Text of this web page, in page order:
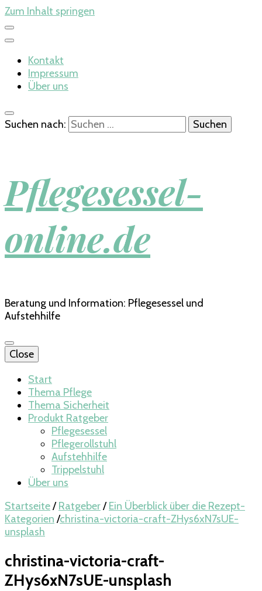
Zum Inhalt springen
Kontakt
Impressum
Über uns
Suchen nach:
Pflegesessel-
online.de
Beratung und Information: Pflegesessel und
Aufstehhilfe
Close
Start
Thema Pflege
Thema Sicherheit
Produkt Ratgeber
Pflegesessel
Pflegerollstuhl
Aufstehhilfe
Trippelstuhl
Über uns
Startseite/ Ratgeber/ Ein Überblick über die Rezept-
Kategorien /christina-victoria-craft-ZHys6xN7sUE-
unsplash
christina-victoria-craft-
ZHys6xN7sUE-unsplash